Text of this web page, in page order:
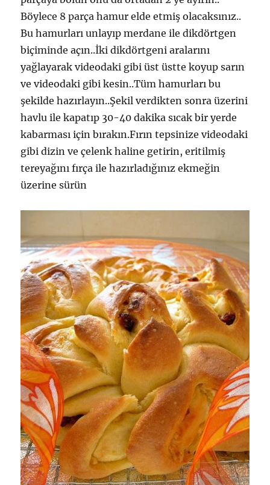
Böylece 8 parça hamur elde etmiş olacaksınız..
Bu hamurları unlayıp merdane ile dikdörtgen
biçiminde açın..İki dikdörtgeni aralarını
yağlayarak videodaki gibi üst üstte koyup sarın
ve videodaki gibi kesin..Tüm hamurları bu
şekilde hazırlayın..Şekil verdikten sonra üzerini
havlu ile kapatıp 30-40 dakika sıcak bir yerde
kabarması için bırakın.Fırın tepsinize videodaki
gibi dizin ve çelenk haline getirin, eritilmiş
tereyağını fırça ile hazırladığınız ekmeğin
üzerine sürün